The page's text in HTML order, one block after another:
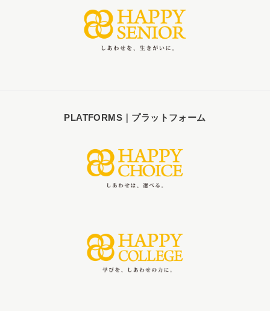
PLATFORMS｜プラットフォーム